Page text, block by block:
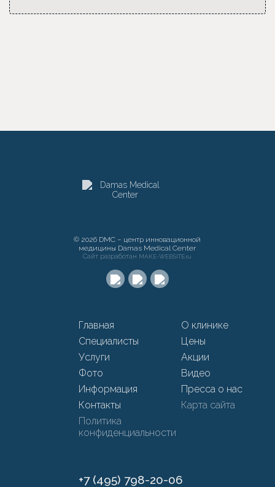
© 2026 DMC – центр инновационной
медицины Damas Medical Center
Сайт разработан MAKE-WEBSITE.ru
Главная
О клинике
Специалисты
Цены
Услуги
Акции
Фото
Видео
Информация
Пресса о нас
Контакты
Карта сайта
Политика
конфиденциальности
+7 (495) 798-20-06